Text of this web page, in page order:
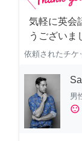
気軽に英会
うございま
依頼されたチケ
男
sentiment_satisfied